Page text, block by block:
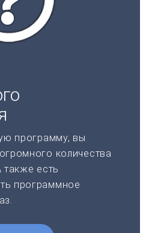
программу, вы
количества
также есть
программное